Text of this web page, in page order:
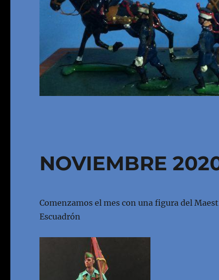
NOVIEMBRE
Comenzamos el mes con una figura del
Escuadrón